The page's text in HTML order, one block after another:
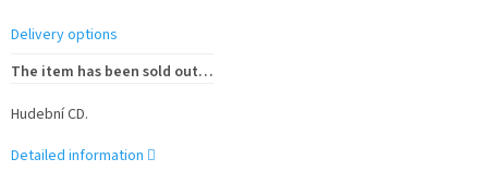
Delivery options
The item has been sold out…
Hudební CD.
Detailed information